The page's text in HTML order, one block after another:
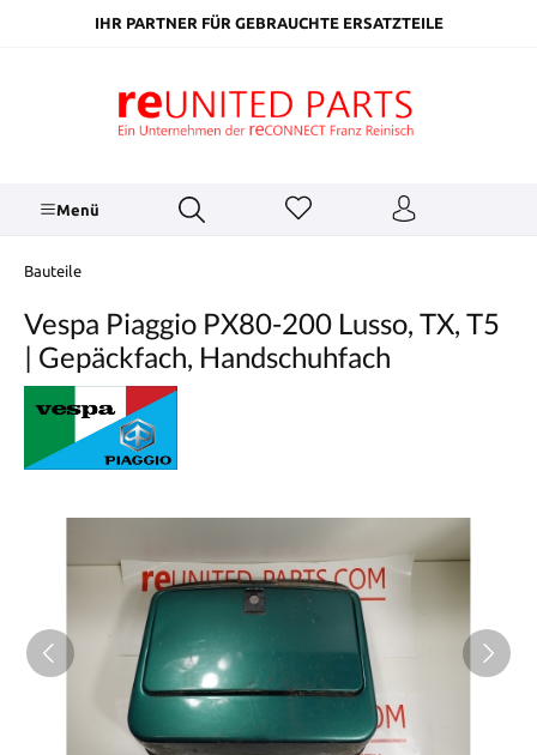
springenIHR PARTNER FÜR GEBRAUCHTE ERSATZTEILE
Menü
Bauteile
Vespa Piaggio PX80-200 Lusso, TX, T5
| Gepäckfach, Handschuhfach